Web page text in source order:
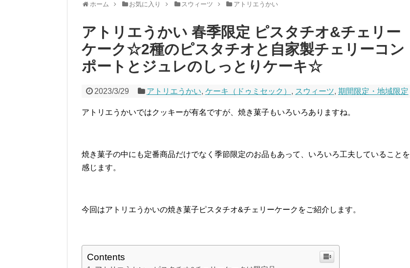
ホーム お気に入り スウィーツ アトリエうかい
アトリエうかい 春季限定 ピスタチオ&チェリー
ケーク☆2種のピスタチオと自家製チェリーコン
ポートとジュレのしっとりケーキ☆
2023/3/29 アトリエうかい, ケーキ（ドゥミセック） , スウィーツ, 期間限定・地域限定
アトリエうかいではクッキーが有名ですが、焼き菓子もいろいろありますね。
焼き菓子の中にも定番商品だけでなく季節限定のお品もあって、いろいろ工夫していることを
感じます。
今回はアトリエうかいの焼き菓子ピスタチオ&チェリーケークをご紹介します。
Contents